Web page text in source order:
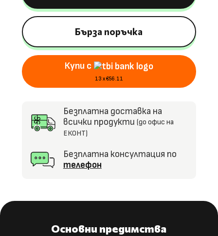
Ford
Super
Duty
F450,
300W,
24V14AH,
EVA
Плеър
Бърза поръчка
Купи с
13 x €56.11
Безплатна доставка на
всички продукти (до офис на
ЕКОНТ)
Безплатна консултация по
телефон
Основни предимства